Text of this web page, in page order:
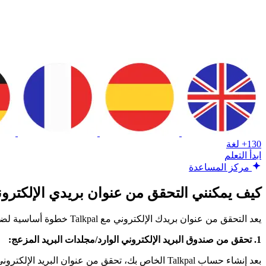
130+ لغة
ابدأ التعلم
مركز المساعدة
كيف يمكنني التحقق من عنوان بريدي
يعد التحقق من عنوان بريدك الإلكتروني مع Talkpal خطوة أساسية لضمان أن حسابك آمن ونشط. إليك كيفية القيام بذلك:
1. تحقق من صندوق البريد الإلكتروني الوارد/مجلدات البريد المزعج:
بعد إنشاء حساب Talkpal الخاص بك، تحقق من عنوان البريد الإلكتروني الذي قدمته أثناء التسجيل. ابحث عن رسالة تحقق بالبريد الإلكتروني من Talkpal.